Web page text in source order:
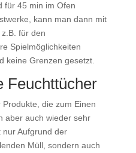
für 45 min im Ofen
kann man dann mit
für den
Spielmöglichkeiten
keine Grenzen gesetzt.
Feuchttücher
die zum Einen
aber auch wieder sehr
nur Aufgrund der
Müll, sondern auch